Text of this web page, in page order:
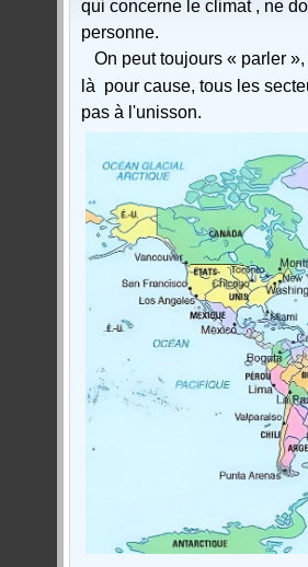
qui concerne le climat , ne
personne.
On peut toujours « parler
là pour cause, tous les
pas à l'unisson.